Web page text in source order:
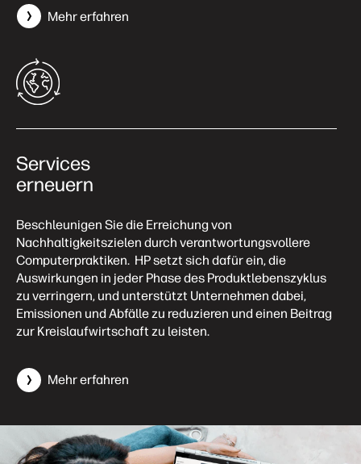
Mehr erfahren
Services
erneuern
Beschleunigen Sie die Erreichung von
Nachhaltigkeitszielen durch verantwortungsvollere
Computerpraktiken. HP setzt sich dafür ein, die
Auswirkungen in jeder Phase des Produktlebenszyklus
zu verringern, und unterstützt Unternehmen dabei,
Emissionen und Abfälle zu reduzieren und einen Beitrag
zur Kreislaufwirtschaft zu leisten.
Mehr erfahren